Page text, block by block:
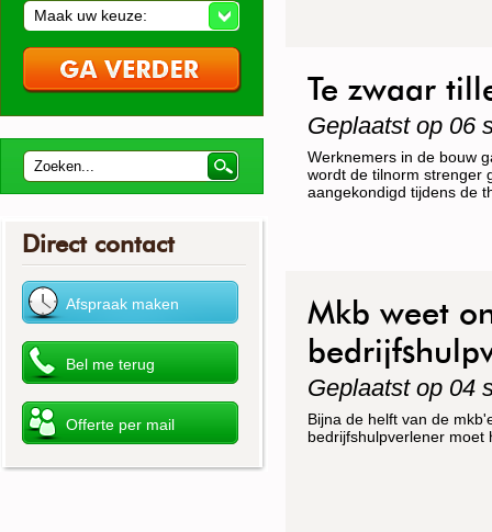
Te zwaar
Geplaatst op 06
Werknemers in de bouw
wordt de tilnorm strenger
aangekondigd tijdens de
Mkb weet
Geplaatst op 04
Bijna de helft van de
bedrijfshulpverlener moet
Maak uw keuze:
Direct contact